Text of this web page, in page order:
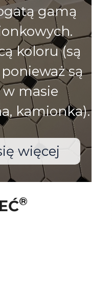
gamą
koloru (są
są
masie
kamionka).
więcej
®